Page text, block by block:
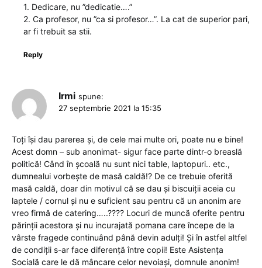
1. Dedicare, nu ”dedicatie….”
2. Ca profesor, nu ”ca si profesor…”. La cat de superior pari,
ar fi trebuit sa stii.
Reply
Irmi spune:
27 septembrie 2021 la 15:35
Toți își dau parerea și, de cele mai multe ori, poate nu e bine!
Acest domn – sub anonimat- sigur face parte dintr-o breaslă
politică! Când în școală nu sunt nici table, laptopuri.. etc.,
dumnealui vorbește de masă caldă!? De ce trebuie oferită
masă caldă, doar din motivul că se dau și biscuiții aceia cu
laptele / cornul și nu e suficient sau pentru că un anonim are
vreo firmă de catering…..???? Locuri de muncă oferite pentru
părinții acestora și nu incurajată pomana care începe de la
vârste fragede continuând până devin adulți! Și în astfel altfel
de condiții s-ar face diferență între copii! Este Asistența
Socială care le dă mâncare celor nevoiași, domnule anonim!